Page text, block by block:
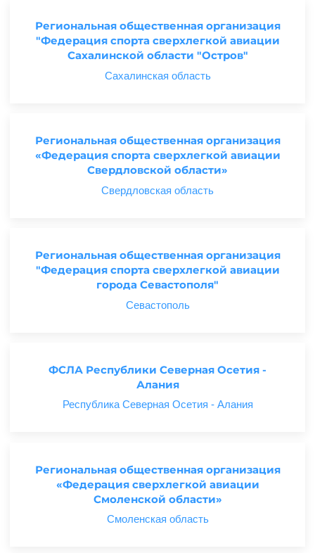
Региональная общественная организация
"Федерация спорта сверхлегкой авиации
Сахалинской области "Остров"
Сахалинская область
Региональная общественная организация
«Федерация спорта сверхлегкой авиации
Свердловской области»
Свердловская область
Региональная общественная организация
"Федерация спорта сверхлегкой авиации
города Севастополя"
Севастополь
ФСЛА Республики Северная Осетия -
Алания
Республика Северная Осетия - Алания
Региональная общественная организация
«Федерация сверхлегкой авиации
Смоленской области»
Смоленская область